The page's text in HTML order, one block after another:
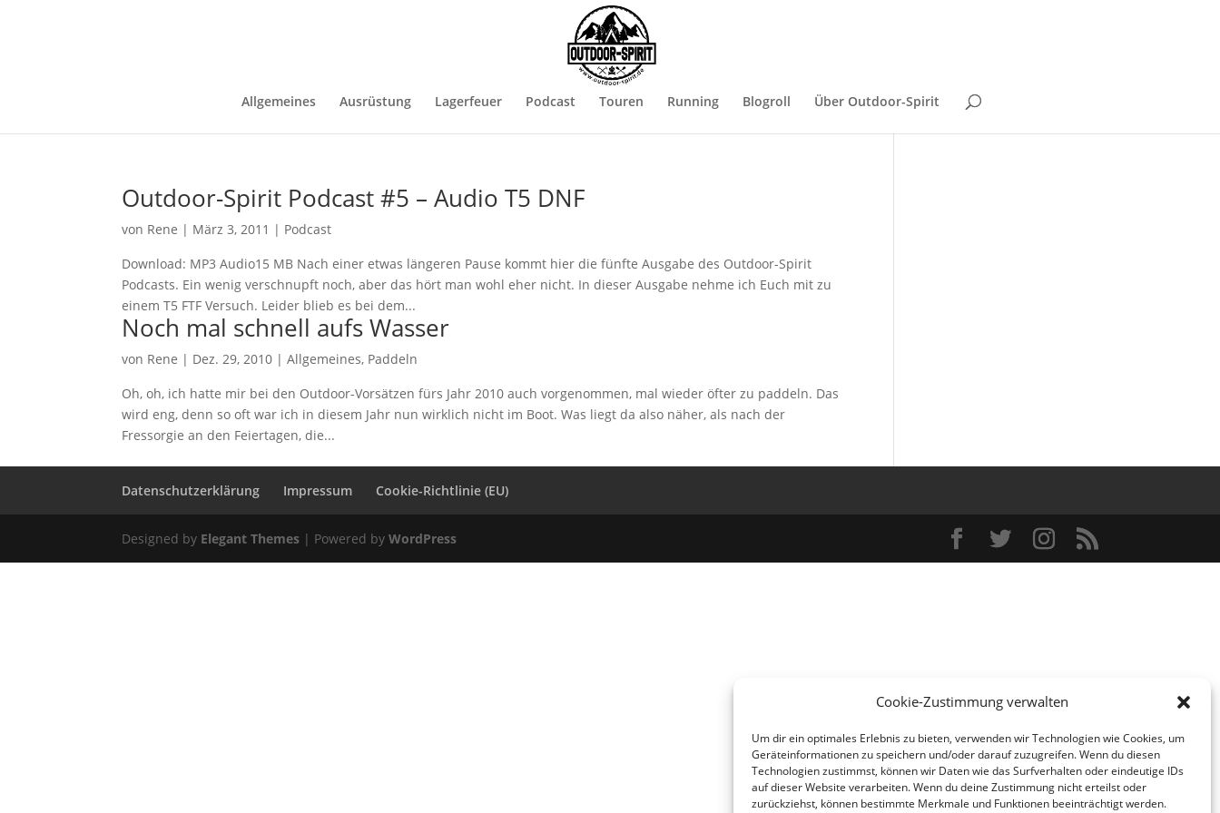
Cookie-Zustimmung verwalten
Um dir ein optimales Erlebnis zu bieten, verwenden wir Technologien wie Cookies, um
Geräteinformationen zu speichern und/oder darauf zuzugreifen. Wenn du diesen
Technologien zustimmst, können wir Daten wie das Surfverhalten oder eindeutige IDs
auf dieser Website verarbeiten. Wenn du deine Zustimmung nicht erteilst oder
zurückziehst, können bestimmte Merkmale und Funktionen beeinträchtigt werden.
Allgemeines Ausrüstung Lagerfeuer Podcast Touren Running Blogroll Über Outdoor-Spirit
Outdoor-Spirit Podcast #5 – Audio T5 DNF
von Rene | März 3, 2011 | Podcast
Download: MP3 Audio15 MB Nach einer etwas längeren Pause kommt hier die fünfte Ausgabe des Outdoor-Spirit
Podcasts. Ein wenig verschnupft noch, aber das hört man wohl eher nicht. In dieser Ausgabe nehme ich Euch mit zu
einem T5 FTF Versuch. Leider blieb es bei dem...
Noch mal schnell aufs Wasser
von Rene | Dez. 29, 2010 |Allgemeines, Paddeln
Oh, oh, ich hatte mir bei den Outdoor-Vorsätzen fürs Jahr 2010 auch vorgenommen, mal wieder öfter zu paddeln. Das
wird eng, denn so oft war ich in diesem Jahr nun wirklich nicht im Boot. Was liegt da also näher, als nach der
Fressorgie an den Feiertagen, die...
Datenschutzerklärung Impressum Cookie-Richtlinie (EU)
Designed by Elegant Themes | Powered byWordPress